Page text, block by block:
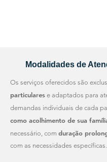
Modalidades de
Os serviços oferecidos são
particulares e adaptados para
demandas individuais de cada
como acolhimento de sua
necessário, com duração
com as necessidades específicas.